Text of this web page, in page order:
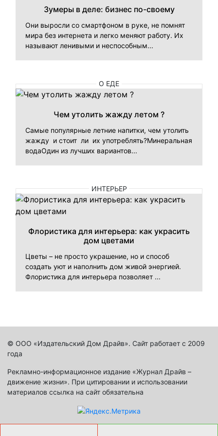
Зумеры в деле: бизнес по-своему
Они выросли со смартфоном в руке, не помнят
мира без интернета и легко меняют работу. Их
называют ленивыми и неспособным...
О ЕДЕ
Чем утолить жажду летом ?
Самые популярные летние напитки, чем утолить
жажду и стоит ли их употреблять?Минеральная
водаОдин из лучших вариантов...
ИНТЕРЬЕР
Флористика для интерьера: как украсить
дом цветами
Цветы – не просто украшение, но и способ
создать уют и наполнить дом живой энергией.
Флористика для интерьера позволяет ...
© ООО «Издательский Дом Драйв». Сайт работает с 2009
года
Рекламно-информационное издание «Журнал Драйв –
движение жизни». При цитировании и использовании
материалов ссылка на сайт обязательна